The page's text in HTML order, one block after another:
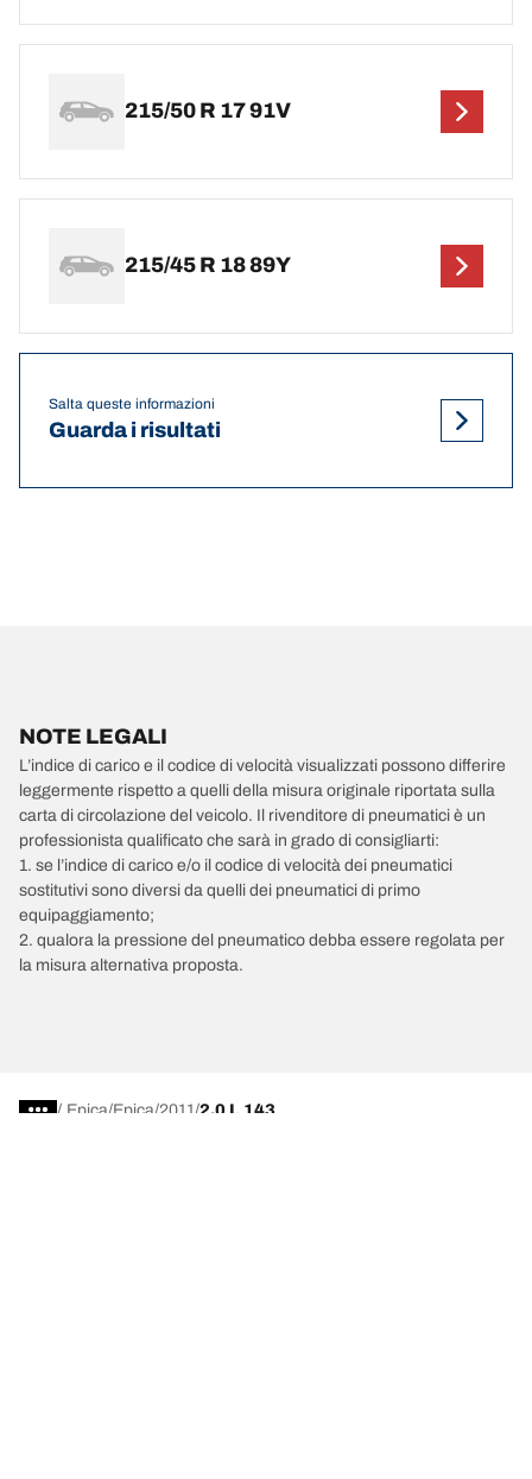
215/50 R 17 91V
215/45 R 18 89Y
Salta queste informazioni
Guarda i risultati
NOTE LEGALI
L’indice di carico e il codice di velocità visualizzati possono differire
leggermente rispetto a quelli della misura originale riportata sulla
carta di circolazione del veicolo. Il rivenditore di pneumatici è un
professionista qualificato che sarà in grado di consigliarti:
1. se l’indice di carico e/o il codice di velocità dei pneumatici
sostitutivi sono diversi da quelli dei pneumatici di primo
equipaggiamento;
2. qualora la pressione del pneumatico debba essere regolata per
la misura alternativa proposta.
/ Epica Epica 2011 2.0 L 143